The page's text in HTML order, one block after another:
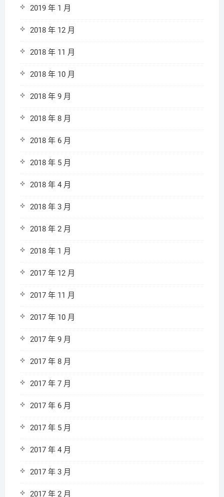
2019 年 1 月
2018 年 12 月
2018 年 11 月
2018 年 10 月
2018 年 9 月
2018 年 8 月
2018 年 6 月
2018 年 5 月
2018 年 4 月
2018 年 3 月
2018 年 2 月
2018 年 1 月
2017 年 12 月
2017 年 11 月
2017 年 10 月
2017 年 9 月
2017 年 8 月
2017 年 7 月
2017 年 6 月
2017 年 5 月
2017 年 4 月
2017 年 3 月
2017 年 2 月